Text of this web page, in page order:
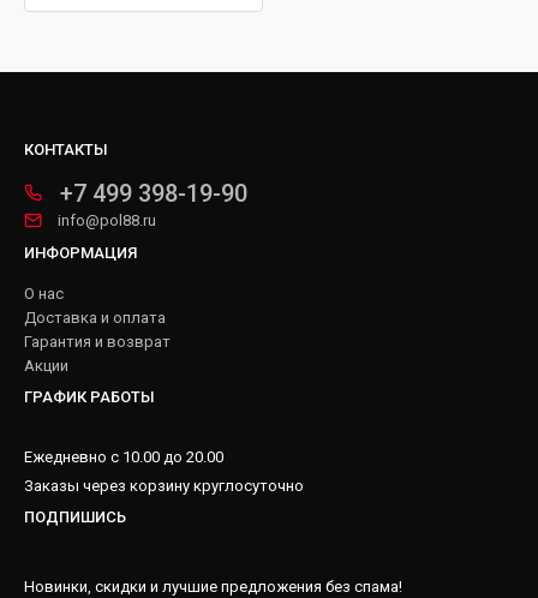
КОНТАКТЫ
+7 499 398-19-90
info@pol88.ru
ИНФОРМАЦИЯ
О нас
Доставка и оплата
Гарантия и возврат
Акции
ГРАФИК РАБОТЫ
Ежедневно с 10.00 до 20.00
Заказы через корзину круглосуточно
ПОДПИШИСЬ
Новинки, скидки и лучшие предложения без спама!